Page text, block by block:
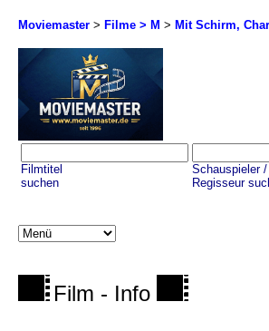
Moviemaster > Filme > M > Mit Schirm,
Filmtitel
suchen
Schauspieler /
Regisseur
Film - Info